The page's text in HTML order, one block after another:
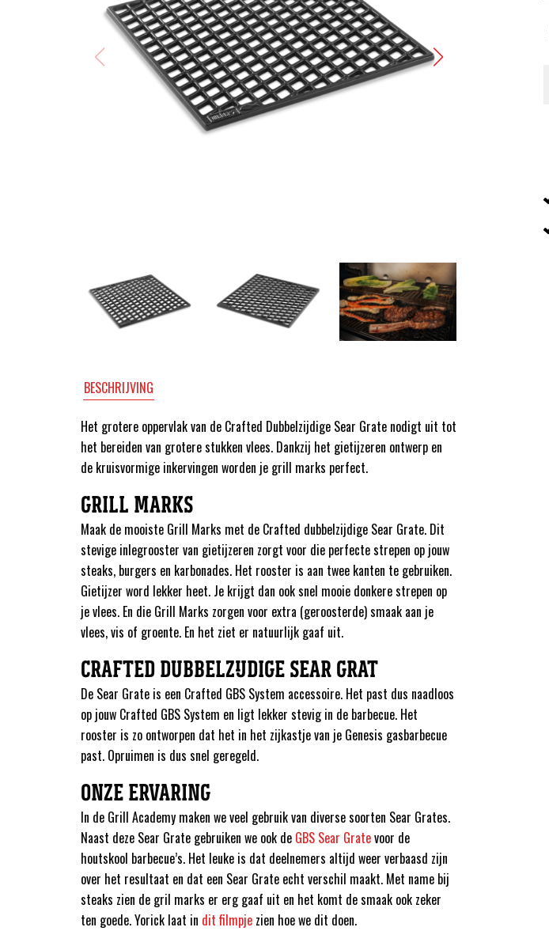
BESCHRIJVING
Het grotere oppervlak van de Crafted Dubbelzijdige Sear Grate nodigt uit tot
het bereiden van grotere stukken vlees. Dankzij het gietijzeren ontwerp en
de kruisvormige inkervingen worden je grill marks perfect.
GRILL MARKS
Maak de mooiste Grill Marks met de Crafted dubbelzijdige Sear Grate. Dit
stevige inlegrooster van gietijzeren zorgt voor die perfecte strepen op jouw
steaks, burgers en karbonades. Het rooster is aan twee kanten te gebruiken.
Gietijzer word lekker heet. Je krijgt dan ook snel mooie donkere strepen op
je vlees. En die Grill Marks zorgen voor extra (geroosterde) smaak aan je
vlees, vis of groente. En het ziet er natuurlijk gaaf uit.
CRAFTED DUBBELZIJDIGE SEAR GRAT
De Sear Grate is een Crafted GBS System accessoire. Het past dus naadloos
op jouw Crafted GBS System en ligt lekker stevig in de barbecue. Het
rooster is zo ontworpen dat het in het zijkastje van je Genesis gasbarbecue
past. Opruimen is dus snel geregeld.
ONZE ERVARING
In de Grill Academy maken we veel gebruik van diverse soorten Sear Grates.
Naast deze Sear Grate gebruiken we ook de GBS Sear Gratevoor de
houtskool barbecue’s. Het leuke is dat deelnemers altijd weer verbaasd zijn
over het resultaat en dat een Sear Grate echt verschil maakt. Met name bij
steaks zien de gril marks er erg gaaf uit en het komt de smaak ook zeker
ten goede. Yorick laat in dit filmpje zien hoe we dit doen.